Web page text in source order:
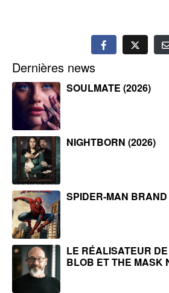
Dernières news
SOULMATE (2026)
NIGHTBORN (2026)
SPIDER-MAN
LE RÉALISATEUR
BLOB ET THE MASK